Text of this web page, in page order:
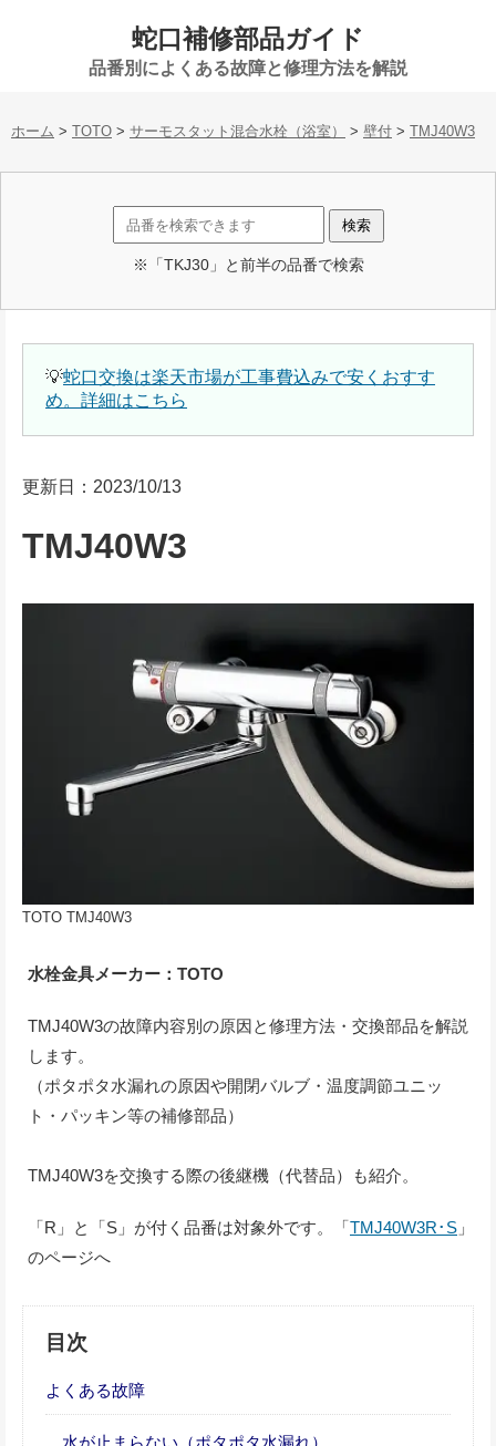
蛇口補修部品ガイド
品番別によくある故障と修理方法を解説
ホーム > TOTO > サーモスタット混合水栓（浴室） > 壁付 > TMJ40W3
※「TKJ30」と前半の品番で検索
💡蛇口交換は楽天市場が工事費込みで安くおすす
め。詳細はこちら
更新日：2023/10/13
TMJ40W3
TOTO TMJ40W3
水栓金具メーカー：TOTO
TMJ40W3の故障内容別の原因と修理方法・交換部品を解説
します。
（ポタポタ水漏れの原因や開閉バルブ・温度調節ユニッ
ト・パッキン等の補修部品）
TMJ40W3を交換する際の後継機（代替品）も紹介。
「R」と「S」が付く品番は対象外です。「TMJ40W3R･S 」
のページへ
目次
よくある故障
水が止まらない（ポタポタ水漏れ）